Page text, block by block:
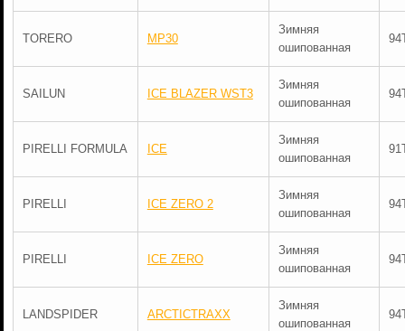
TORERO MP30
Зимняя
ошипованная
SAILUN ICE BLAZER WST3
Зимняя
ошипованная
PIRELLI FORMULA ICE
Зимняя
ошипованная
PIRELLI ICE ZERO 2
Зимняя
ошипованная
PIRELLI ICE ZERO
Зимняя
ошипованная
LANDSPIDER ARCTICTRAXX
Зимняя
ошипованная